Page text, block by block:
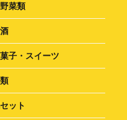
菜類
子・スイーツ
ット